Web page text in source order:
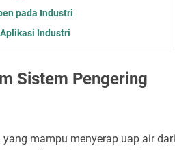
pada Industri
Industri
Sistem Pengering
mampu menyerap uap air dari